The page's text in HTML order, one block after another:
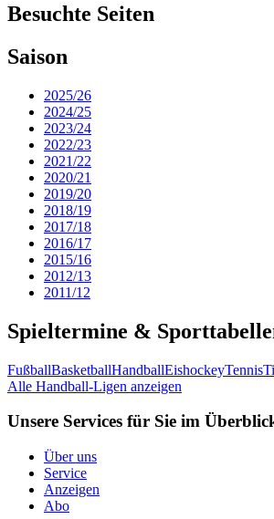
Besuchte Seiten
Saison
2025/26
2024/25
2023/24
2022/23
2021/22
2020/21
2019/20
2018/19
2017/18
2016/17
2015/16
2012/13
2011/12
Spieltermine &
FußballBasketballHandballEishockeyTennis
Alle Handball-Ligen anzeigen
Unsere Services für Sie im
Über uns
Service
Anzeigen
Abo